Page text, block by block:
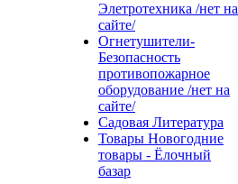
Элетротехника /нет на
сайте/
Огнетушители-
Безопасность
противопожарное
оборудование /нет на
сайте/
Садовая Литература
Товары Новогодние
товары - Ёлочный
базар